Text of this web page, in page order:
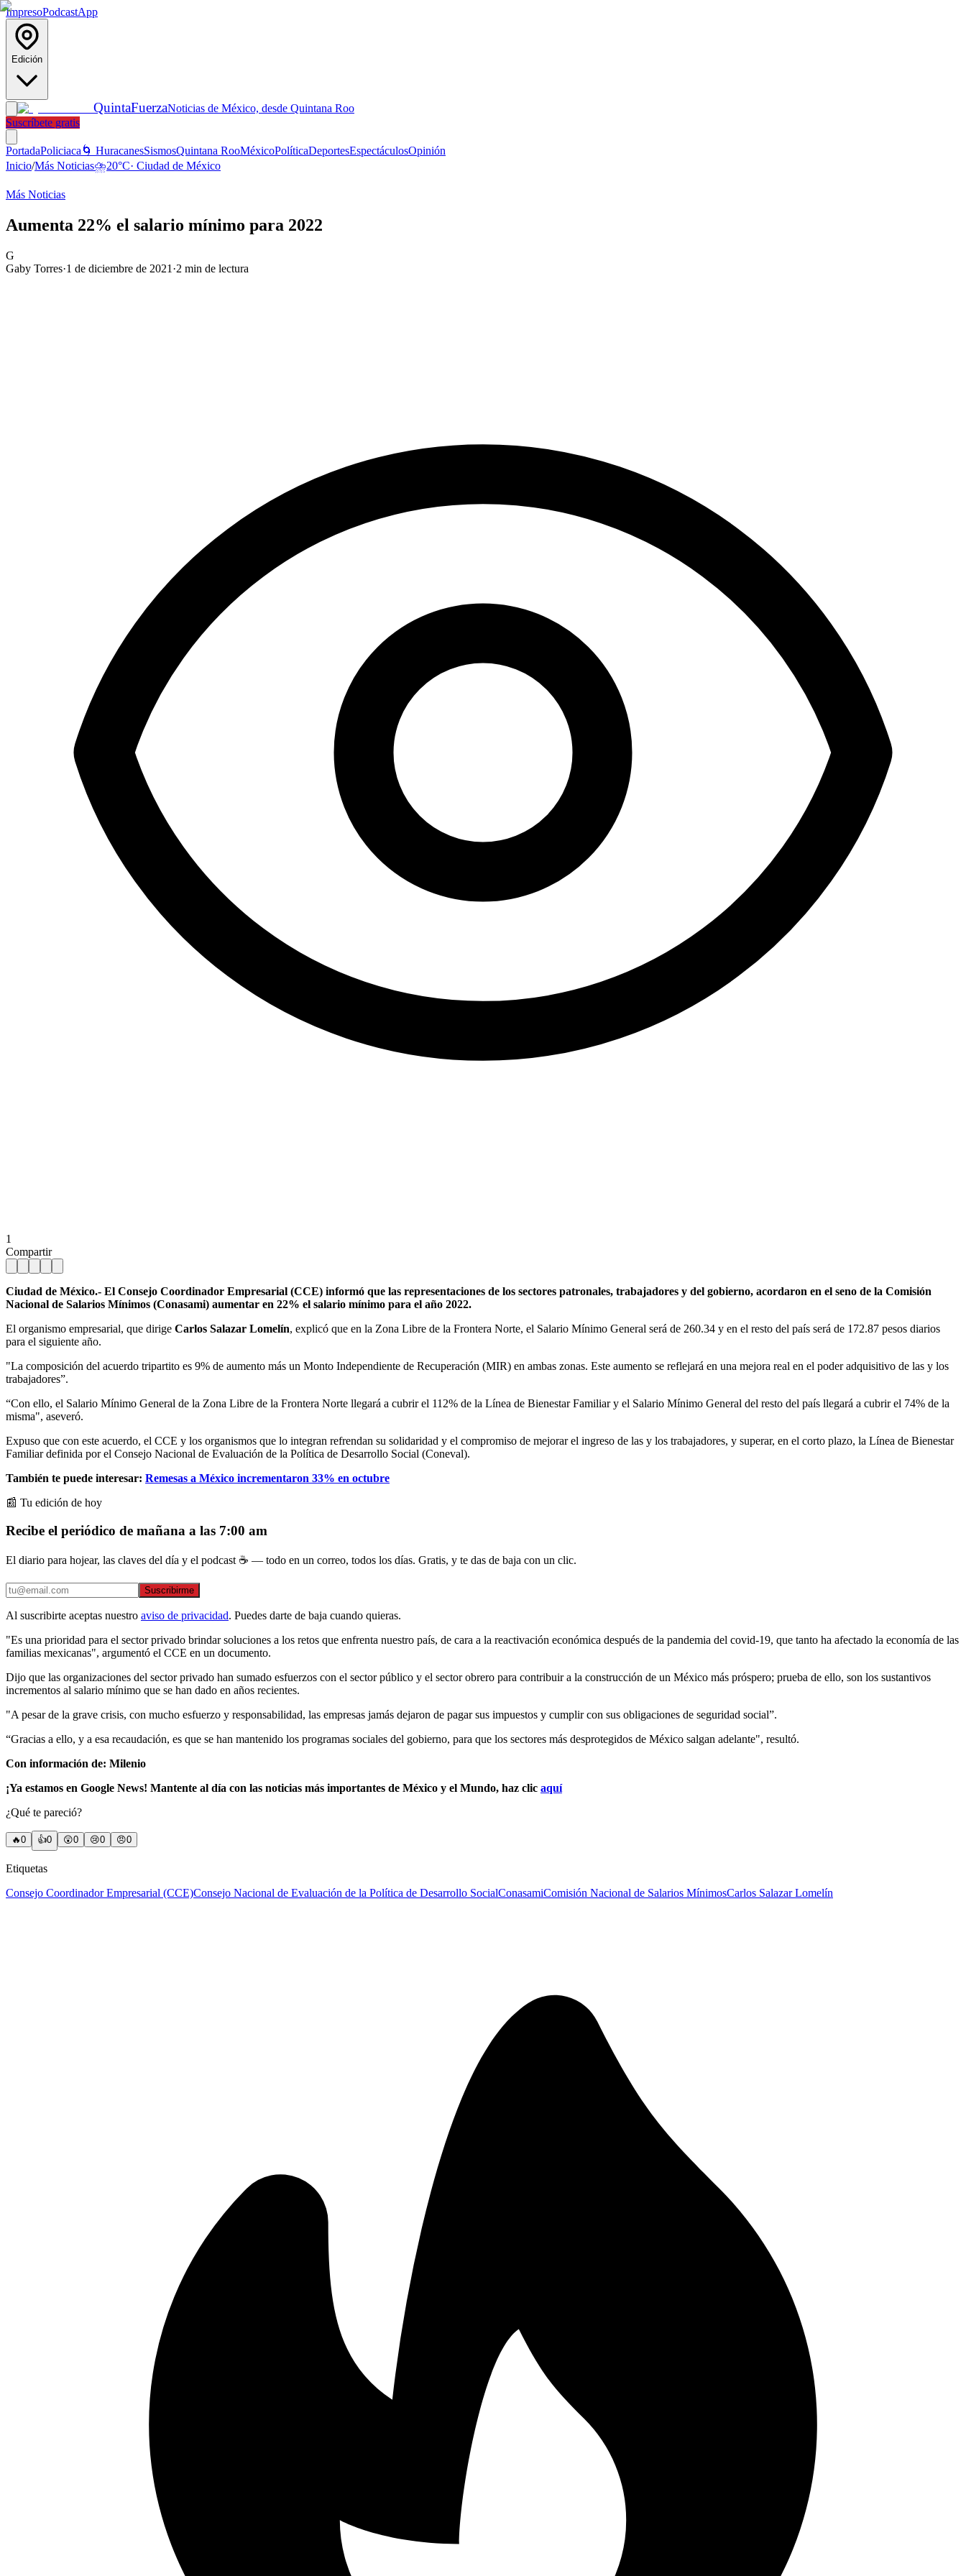
ImpresoPodcastApp
Edición
QuintaFuerzaNoticias de México, desde Quintana Roo
Suscríbete gratis
PortadaPoliciaca 🌀 HuracanesSismosQuintana RooMéxicoPolíticaDeportesEspectáculosOpinión
Inicio/Más Noticias⛈️20°C· Ciudad de México
Más Noticias
Aumenta 22% el salario mínimo para 2022
G
Gaby Torres·1 de diciembre de 2021 ·2 min de lectura
1
Compartir
Ciudad de México.- El Consejo Coordinador Empresarial (CCE) informó que las representaciones de los sectores patronales, trabajadores y del gobierno, acordaron en el seno de la Comisión
Nacional de Salarios Mínimos (Conasami) aumentar en 22% el salario mínimo para el año 2022.
El organismo empresarial, que dirige Carlos Salazar Lomelín, explicó que en la Zona Libre de la Frontera Norte, el Salario Mínimo General será de 260.34 y en el resto del país será de 172.87 pesos diarios
para el siguiente año.
"La composición del acuerdo tripartito es 9% de aumento más un Monto Independiente de Recuperación (MIR) en ambas zonas. Este aumento se reflejará en una mejora real en el poder adquisitivo de las y los
trabajadores”.
“Con ello, el Salario Mínimo General de la Zona Libre de la Frontera Norte llegará a cubrir el 112% de la Línea de Bienestar Familiar y el Salario Mínimo General del resto del país llegará a cubrir el 74% de la
misma", aseveró.
Expuso que con este acuerdo, el CCE y los organismos que lo integran refrendan su solidaridad y el compromiso de mejorar el ingreso de las y los trabajadores, y superar, en el corto plazo, la Línea de Bienestar
Familiar definida por el Consejo Nacional de Evaluación de la Política de Desarrollo Social (Coneval).
También te puede interesar: Remesas a México incrementaron 33% en octubre
📰 Tu edición de hoy
Recibe el periódico de mañana a las 7:00 am
El diario para hojear, las claves del día y el podcast ☕ — todo en un correo, todos los días. Gratis, y te das de baja con un clic.
Suscribirme
Al suscribirte aceptas nuestro aviso de privacidad. Puedes darte de baja cuando quieras.
"Es una prioridad para el sector privado brindar soluciones a los retos que enfrenta nuestro país, de cara a la reactivación económica después de la pandemia del covid-19, que tanto ha afectado la economía de las
familias mexicanas", argumentó el CCE en un documento.
Dijo que las organizaciones del sector privado han sumado esfuerzos con el sector público y el sector obrero para contribuir a la construcción de un México más próspero; prueba de ello, son los sustantivos
incrementos al salario mínimo que se han dado en años recientes.
"A pesar de la grave crisis, con mucho esfuerzo y responsabilidad, las empresas jamás dejaron de pagar sus impuestos y cumplir con sus obligaciones de seguridad social”.
“Gracias a ello, y a esa recaudación, es que se han mantenido los programas sociales del gobierno, para que los sectores más desprotegidos de México salgan adelante", resultó.
Con información de: Milenio
¡Ya estamos en Google News! Mantente al día con las noticias más importantes de México y el Mundo, haz clic aquí
¿Qué te pareció?
🔥0 👍0 😲0 😢0 😠0
Etiquetas
Consejo Coordinador Empresarial (CCE)Consejo Nacional de Evaluación de la Política de Desarrollo SocialConasamiComisión Nacional de Salarios MínimosCarlos Salazar Lomelín